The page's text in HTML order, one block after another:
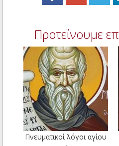
Προτείνουμε
Πνευματικοί λόγοι αγίου